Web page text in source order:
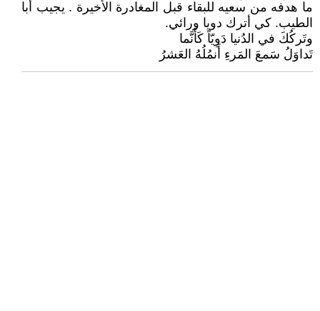
ما هدفه من سعيه للبقاء قبل المغادرة الأخيرة . يجيب أبا
الطيب. كي أترك دويا ورائي.
وتَركُكَ في الدُنيا دَوِيّاً كَأَنَّما
تَداوَلُ سَمعَ المَرءِ أَنمُلُهُ العَشرُ